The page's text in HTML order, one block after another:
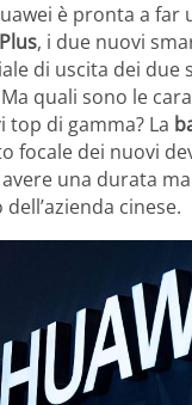
è pronta a far
, i due nuovi
di uscita dei due
quali sono le
di gamma? La
focale dei nuovi
una durata
cinese.